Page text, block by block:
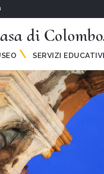
di
SERVIZI EDUCATIVI